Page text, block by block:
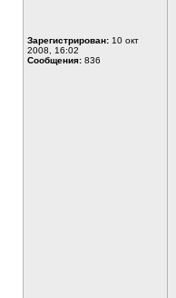
Зарегистрирован: 10 окт
2008, 16:02
Сообщения: 836